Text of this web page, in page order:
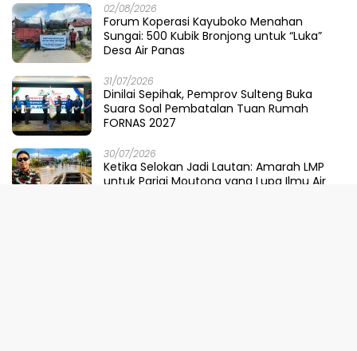
02/08/2026
Forum Koperasi Kayuboko Menahan
Sungai: 500 Kubik Bronjong untuk “Luka”
Desa Air Panas
31/07/2026
Dinilai Sepihak, Pemprov Sulteng Buka
Suara Soal Pembatalan Tuan Rumah
FORNAS 2027
30/07/2026
Ketika Selokan Jadi Lautan: Amarah LMP
untuk Parigi Moutong yang Lupa Ilmu Air